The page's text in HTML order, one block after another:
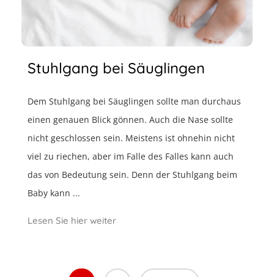
Stuhlgang bei Säuglingen
Dem Stuhlgang bei Säuglingen sollte man durchaus
einen genauen Blick gönnen. Auch die Nase sollte
nicht geschlossen sein. Meistens ist ohnehin nicht
viel zu riechen, aber im Falle des Falles kann auch
das von Bedeutung sein. Denn der Stuhlgang beim
Baby kann ...
Lesen Sie hier weiter